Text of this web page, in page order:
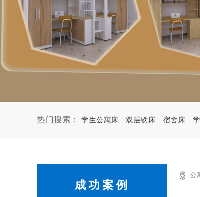
热门搜索： 学生公寓床 双层铁床 宿舍床
成功案例
公